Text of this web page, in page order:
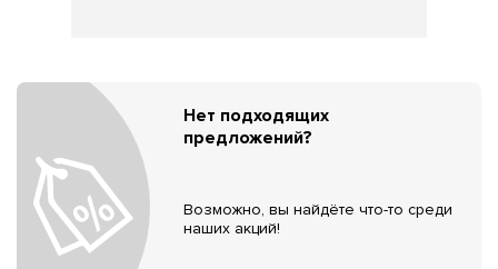
Нет подходящих
предложений?
Возможно, вы найдёте что-то среди
наших акций!